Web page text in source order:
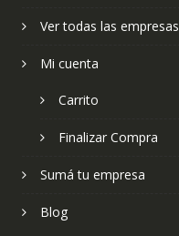
Ver todas las empresas
Mi cuenta
Carrito
Finalizar Compra
Sumá tu empresa
Blog